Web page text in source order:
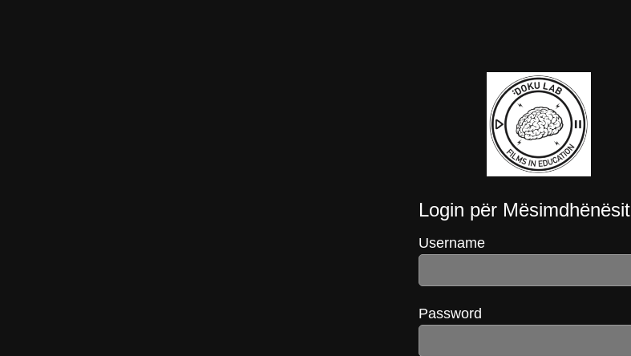
Login për Mësimdhënësit
Username
Password